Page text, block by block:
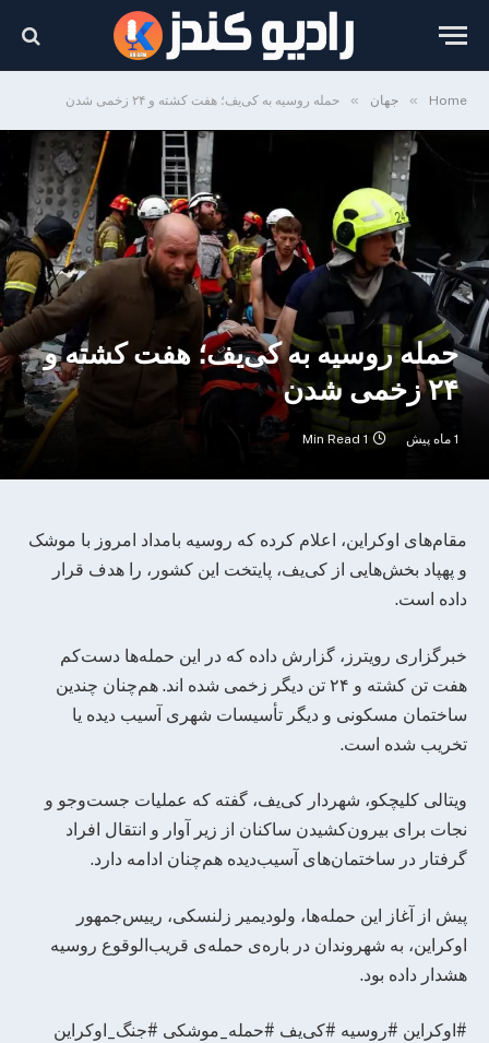
Home
» جهان » حمله روسیه به کی‌یف؛ هفت کشته و ۲۴ زخمی شدن
حمله روسیه به کی‌یف؛ هفت کشته و
۲۴ زخمی شدن
1 ماه پیش 1 Min Read
مقام‌های اوکراین، اعلام کرده که روسیه بامداد امروز با موشک
و پهپاد بخش‌هایی از کی‌یف، پایتخت این کشور، را هدف قرار
داده است.
خبرگزاری رویترز، گزارش داده که در این حمله‌ها دست‌کم
هفت تن کشته و ۲۴ تن دیگر زخمی شده ‌اند. هم‌چنان چندین
ساختمان مسکونی و دیگر تأسیسات شهری آسیب دیده یا
تخریب شده است.
ویتالی کلیچکو، شهردار کی‌یف، گفته که عملیات جست‌وجو و
نجات برای بیرون‌کشیدن ساکنان از زیر آوار و انتقال افراد
گرفتار در ساختمان‌های آسیب‌دیده هم‌چنان ادامه دارد.
پیش از آغاز این حمله‌ها، ولودیمیر زلنسکی، رییس‌جمهور
اوکراین، به شهروندان در باره‌ی حمله‌ی قریب‌الوقوع روسیه
هشدار داده بود.
#اوکراین #روسیه #کی‌یف #حمله_موشکی #جنگ_اوکراین